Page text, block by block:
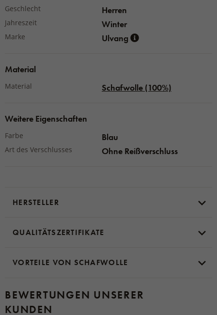
Geschlecht Herren
Jahreszeit Winter
Marke Ulvang
Material
Material Schafwolle (100%)
Weitere Eigenschaften
Farbe Blau
Art des Verschlusses Ohne Reißverschluss
HERSTELLER
QUALITÄTSZERTIFIKATE
VORTEILE VON SCHAFWOLLE
BEWERTUNGEN UNSERER
KUNDEN